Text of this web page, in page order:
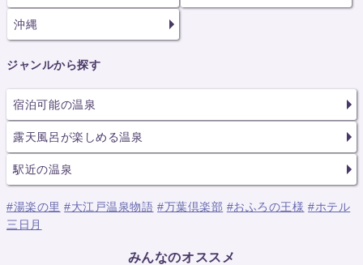
沖縄
ジャンルから探す
宿泊可能の温泉
露天風呂が楽しめる温泉
駅近の温泉
#湯楽の里 #大江戸温泉物語 #万葉倶楽部 #おふろの王様 #ホテル
三日月
みんなのオススメ